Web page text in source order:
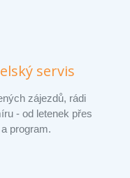
servis
zájezdů, rádi
- od letenek přes
program.